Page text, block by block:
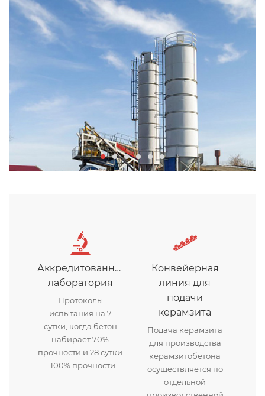
Аккредитованная
лаборатория
Протоколы
испытания на 7
сутки, когда бетон
набирает 70%
прочности и 28 сутки
- 100% прочности
Конвейерная
линия для
подачи
керамзита
Подача керамзита
для производства
керамзитобетона
осуществляется по
отдельной